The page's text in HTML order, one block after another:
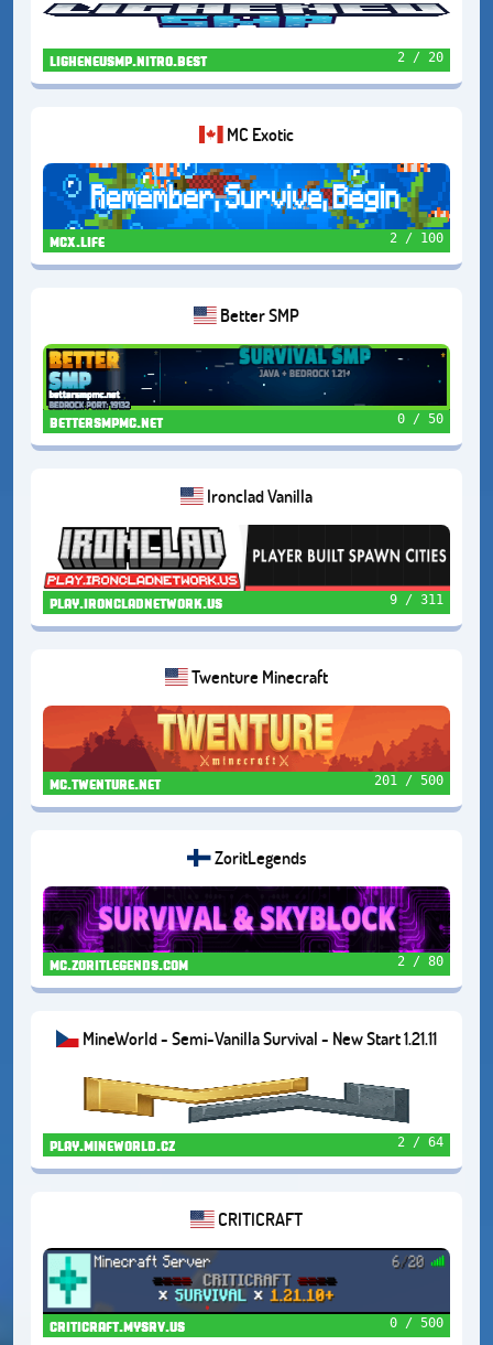
ligheneusmp.nitro.best 2 / 20
MC Exotic
mcx.life 2 / 100
Better SMP
bettersmpmc.net 0 / 50
Ironclad Vanilla
play.ironcladnetwork.us 9 / 311
Twenture Minecraft
mc.twenture.net 201 / 500
ZoritLegends
mc.zoritlegends.com 2 / 80
MineWorld - Semi-Vanilla Survival - New Start 1.21.11
play.mineworld.cz 2 / 64
CRITICRAFT
criticraft.mysrv.us 0 / 500